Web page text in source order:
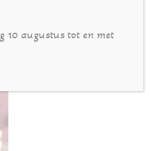
10 augustus tot en met